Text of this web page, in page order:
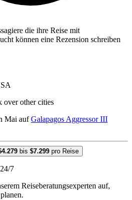
die ihre Reise mit
können eine Rezension schreiben
over other cities
Mai aufGalapagos Aggressor III
bis $7.299 pro Reise
7
Reiseberatungsexperten auf,